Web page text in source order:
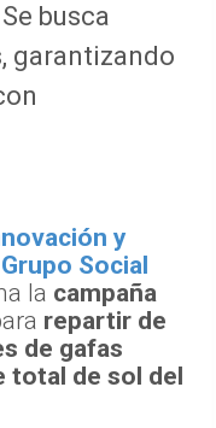
busca
garantizando
y
Grupo Social
la campaña
repartir de
de gafas
total de sol del